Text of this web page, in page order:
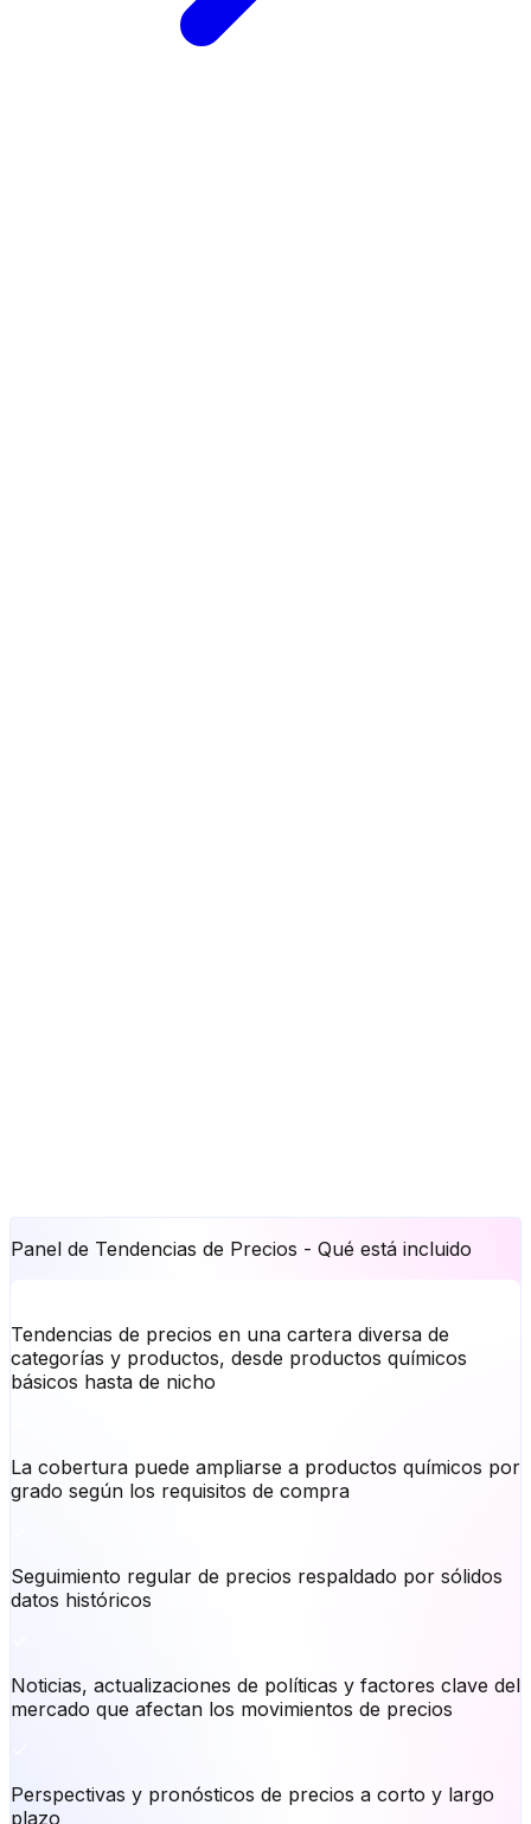
Panel de Tendencias de Precios - Qué está incluido
Tendencias de precios en una cartera diversa de
categorías y productos, desde productos químicos
básicos hasta de nicho
La cobertura puede ampliarse a productos químicos por
grado según los requisitos de compra
Seguimiento regular de precios respaldado por sólidos
datos históricos
Noticias, actualizaciones de políticas y factores clave del
mercado que afectan los movimientos de precios
Perspectivas y pronósticos de precios a corto y largo
plazo